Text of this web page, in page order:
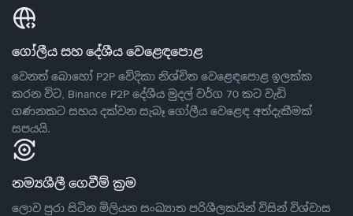
ගෝලීය සහ දේශීය වෙළෙඳපොළ
වෙනත් බොහෝ P2P වේදිකා නිශ්චිත වෙළෙඳපොළ ඉලක්ක
කරන විට, Binance P2P දේශීය මුදල් වර්ග 70 කට වැඩි
ගණනකට සහය දක්වන සැබෑ ගෝලීය වෙළෙඳ අත්දැකීමක්
සපයයි.
නම්‍යශීලී ගෙවීම් ක්‍රම
ලොව පුරා සිටින මිලියන සංඛ්‍යාත පරිශීලකයින් විසින් විශ්වාස